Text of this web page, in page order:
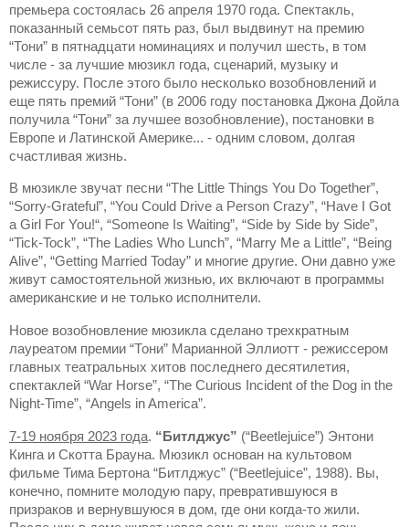
премьера состоялась 26 апреля 1970 года. Спектакль,
показанный семьсот пять раз, был выдвинут на премию
“Тони” в пятнадцати номинациях и получил шесть, в том
числе - за лучшие мюзикл года, сценарий, музыку и
режиссуру. После этого было несколько возобновлений и
еще пять премий “Тони” (в 2006 году постановка Джона Дойла
получила “Тони” за лучшее возобновление), постановки в
Европе и Латинской Америке... - одним словом, долгая
счастливая жизнь.
В мюзикле звучат песни “The Little Things You Do Together”,
“Sorry-Grateful”, “You Could Drive a Person Crazy”, “Have I Got
a Girl For You!“, “Someone Is Waiting”, “Side by Side by Side”,
“Tick-Tock”, “The Ladies Who Lunch”, “Marry Me a Little”, “Being
Alive”, “Getting Married Today” и многие другие. Они давно уже
живут самостоятельной жизнью, их включают в программы
американские и не только исполнители.
Новое возобновление мюзикла сделано трехкратным
лауреатом премии “Тони” Марианной Эллиотт - режиссером
главных театральных хитов последнего десятилетия,
спектаклей “War Horse”, “The Curious Incident of the Dog in the
Night-Time”, “Angels in America”.
7-19 ноября 2023 года. “Битлджус” (“Beetlejuice”) Энтони
Кинга и Скотта Брауна. Мюзикл основан на культовом
фильме Тима Бертона “Битлджус” (“Beetlejuice”, 1988). Вы,
конечно, помните молодую пару, превратившуюся в
призраков и вернувшуюся в дом, где они когда-то жили.